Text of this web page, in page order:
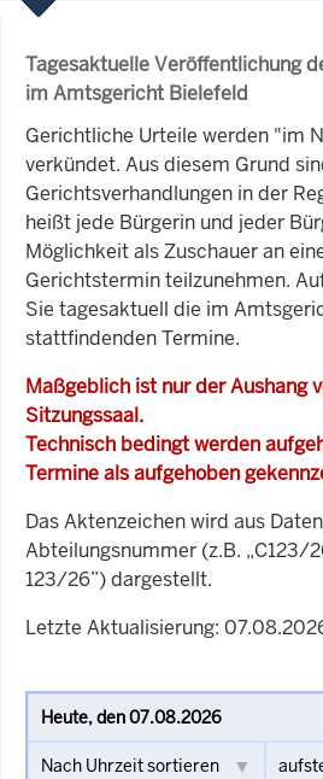
Tagesaktuelle Veröffentlichung
im Amtsgericht Bielefeld
Gerichtliche Urteile werden "im
verkündet. Aus diesem Grund
Gerichtsverhandlungen in der
heißt jede Bürgerin und jeder
Möglichkeit als Zuschauer an
Gerichtstermin teilzunehmen.
Sie tagesaktuell die im
stattfindenden Termine.
Maßgeblich ist nur der Aushang
Sitzungssaal.
Technisch bedingt werden
Termine als aufgehoben
Das Aktenzeichen wird aus
Abteilungsnummer (z.B. „C123/
123/26”) dargestellt.
Letzte Aktualisierung: